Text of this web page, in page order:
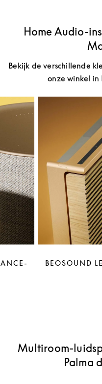
Home Audio-
Bekijk de verschillende
onze winkel in
BEOSOUND
Multiroom-
Palma